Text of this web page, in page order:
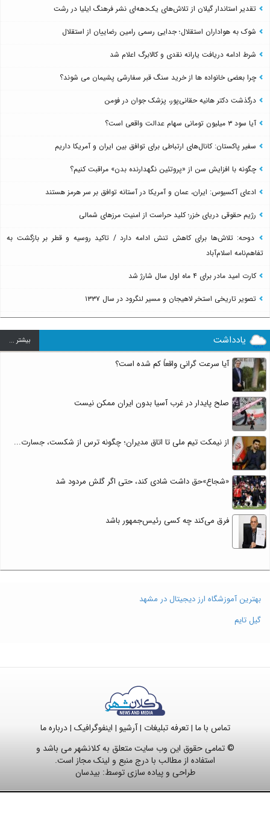
تقدیر استاندار گیلان از تلاش‌های یک‌دهه‌ای نشر فرهنگ ایلیا در رشت
شوک به هواداران استقلال؛ جدایی رسمی رامین رضاییان از استقلال
شرط ادامه دریافت یارانه نقدی و کالابرگ اعلام شد
چرا بعضی خانواده ها از خرید سنگ قبر سفارشی پشیمان می شوند؟
درگذشت دکتر هانیه حقانی‌پور، پزشک جوان در فومن
آیا سود ۳ میلیون تومانی سهام عدالت واقعی است؟
سفیر پاکستان: کانال‌های ارتباطی برای توافق بین ایران و آمریکا داریم
چگونه با افزایش سن از «پروتئین نگهدارنده بدن» مراقبت کنیم؟
ادعای آکسیوس: ایران، عمان و آمریکا در آستانه توافق بر سر هرمز هستند
رژیم حقوقی دریای خزر؛ کلید حراست از امنیت مرزهای شمالی
دوحه: تلاش‌ها برای کاهش تنش ادامه دارد / تاکید روسیه و قطر بر بازگشت به
تفاهم‌نامه اسلام‌آباد
کارت امید مادر برای ۴ ماه اول سال شارژ شد
تصویر تاریخی استخر لاهیجان و مسیر لنگرود در سال ۱۳۳۷
یادداشت بيشتر ...
آیا سرعت گرانی واقعاً کم شده است؟
صلح پایدار در غرب آسیا بدون ایران ممکن نیست
از نیمکت تیم ملی تا اتاق مدیران؛ چگونه ترس از شکست، جسارت...
«شجاع»حق داشت شادی کند، حتی اگر گلش مردود شد
فرق می‌کند چه کسی رئیس‌جمهور باشد
بهترین آموزشگاه ارز دیجیتال در مشهد
گیل تایم
تماس با ما |تعرفه تبلیغات |آرشیو | اینفوگرافیک |درباره ما
© تمامی حقوق این وب سایت متعلق به کلانشهر می باشد و
استفاده از مطالب با درج منبع و لینک مجاز است.
طراحی و پیاده سازی توسط: بیدسان